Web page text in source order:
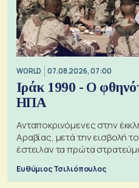
WORLD 07.08.2026, 07:00
Ιράκ 1990 - Ο
ΗΠΑ
Ανταποκρινόμενες στην
Αραβίας, μετά την εισβολή
έστειλαν τα πρώτα
Ευθύμιος Τσιλιόπουλος